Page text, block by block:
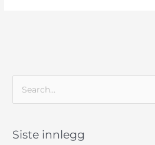
e
Siste innlegg